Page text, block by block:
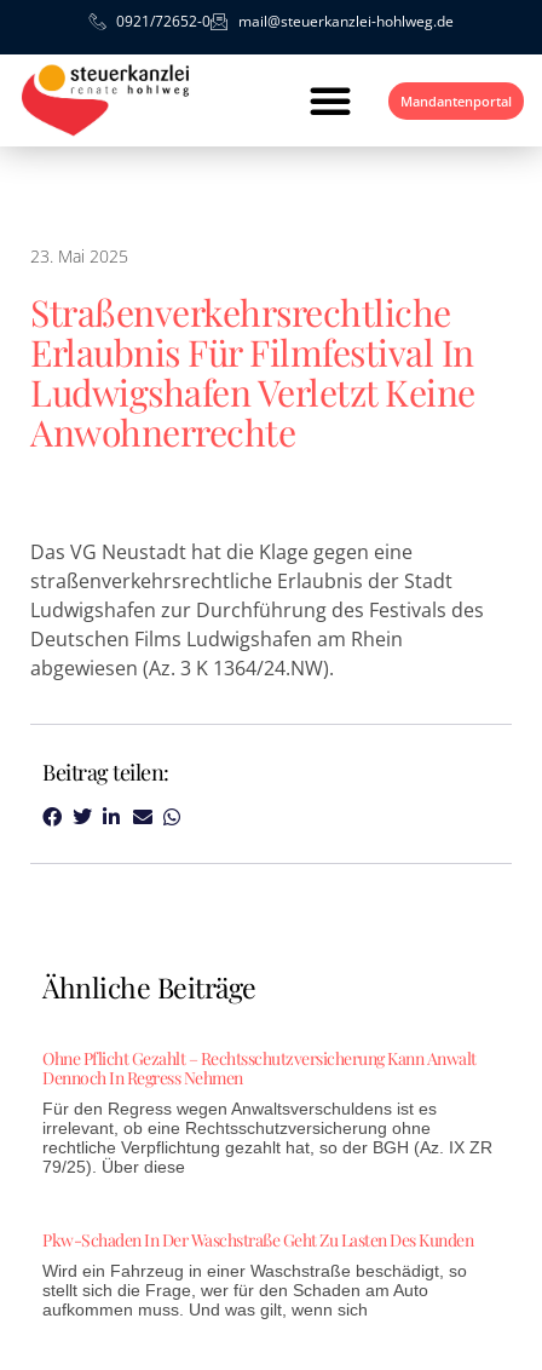
0921/72652-0 mail@steuerkanzlei-hohlweg.de
Mandantenportal
23. Mai 2025
Straßenverkehrsrechtliche
Erlaubnis Für Filmfestival In
Ludwigshafen Verletzt Keine
Anwohnerrechte
Das VG Neustadt hat die Klage gegen eine
straßenverkehrsrechtliche Erlaubnis der Stadt
Ludwigshafen zur Durchführung des Festivals des
Deutschen Films Ludwigshafen am Rhein
abgewiesen (Az. 3 K 1364/24.NW).
Beitrag teilen:
Ähnliche Beiträge
Ohne Pflicht Gezahlt – Rechtsschutzversicherung Kann Anwalt
Dennoch In Regress Nehmen
Für den Regress wegen Anwaltsverschuldens ist es
irrelevant, ob eine Rechtsschutzversicherung ohne
rechtliche Verpflichtung gezahlt hat, so der BGH (Az. IX ZR
79/25). Über diese
Pkw-Schaden In Der Waschstraße Geht Zu Lasten Des Kunden
Wird ein Fahrzeug in einer Waschstraße beschädigt, so
stellt sich die Frage, wer für den Schaden am Auto
aufkommen muss. Und was gilt, wenn sich